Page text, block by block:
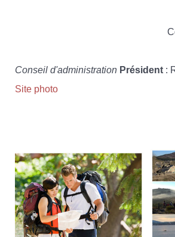
Conseil d'administration Président :
Site photo